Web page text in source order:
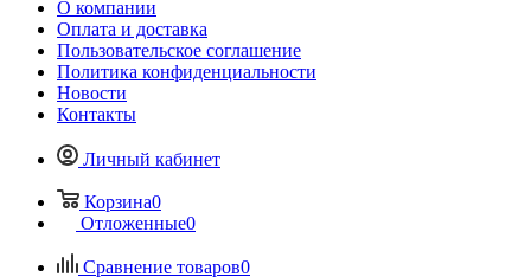
О компании
Оплата и доставка
Пользовательское соглашение
Политика конфиденциальности
Новости
Контакты
Личный кабинет
Корзина0
Отложенные0
Сравнение товаров0